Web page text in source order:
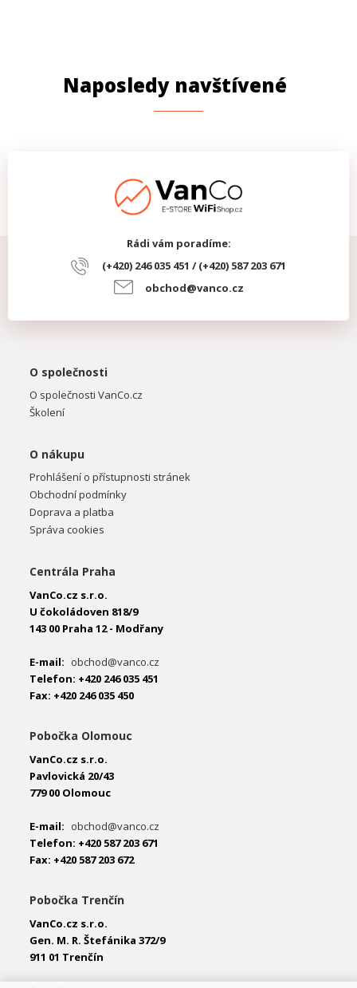
Naposledy navštívené
Rádi vám poradíme:
(+420) 246 035 451 / (+420) 587 203 671
obchod@vanco.cz
O společnosti
O společnosti VanCo.cz
Školení
O nákupu
Prohlášení o přístupnosti stránek
Obchodní podmínky
Doprava a platba
Správa cookies
Centrála Praha
VanCo.cz s.r.o.
U čokoládoven 818/9
143 00 Praha 12 - Modřany
E-mail: obchod@vanco.cz
Telefon: +420 246 035 451
Fax: +420 246 035 450
Pobočka Olomouc
VanCo.cz s.r.o.
Pavlovická 20/43
779 00 Olomouc
E-mail: obchod@vanco.cz
Telefon: +420 587 203 671
Fax: +420 587 203 672
Pobočka Trenčín
VanCo.cz s.r.o.
Gen. M. R. Štefánika 372/9
911 01 Trenčín